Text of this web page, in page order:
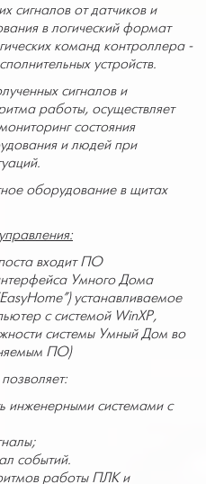
сигналов от датчиков и
в логический формат
команд контроллера -
устройств.
сигналов и
работы, осуществляет
состояния
и людей при
оборудование в щитах
входит ПО
Умного Дома
EasyHome”) устанавливаемое
с системой WinXP,
системы Умный Дом во
ПО)
инженерными системами с
событий.
работы ПЛК и